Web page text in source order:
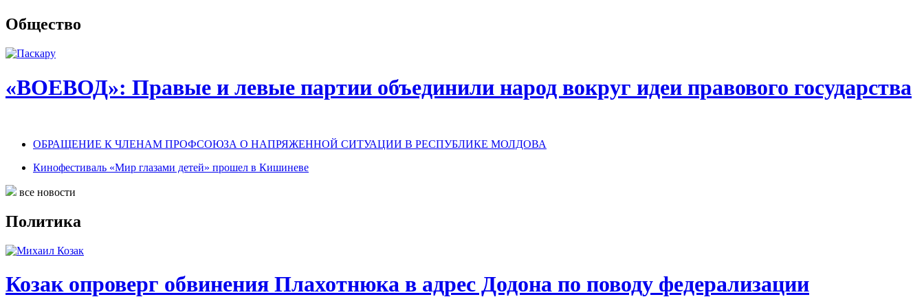
Общество
«ВОЕВОД»: Правые и левые партии объединили народ вокруг идеи правового государства
ОБРАЩЕНИЕ К ЧЛЕНАМ ПРОФСОЮЗА О НАПРЯЖЕННОЙ СИТУАЦИИ В РЕСПУБЛИКЕ МОЛДОВА
Кинофестиваль «Мир глазами детей» прошел в Кишиневе
все новости
Политика
Козак опроверг обвинения Плахотнюка в адрес Додона по поводу федерализации